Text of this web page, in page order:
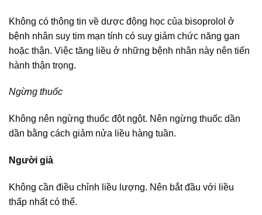
Không có thông tin về dược động học của bisoprolol ở
bệnh nhân suy tim mạn tính có suy giảm chức năng gan
hoặc thận. Việc tăng liều ở những bệnh nhân này nên tiến
hành thận trọng.
Ngừng thuốc
Không nên ngừng thuốc đột ngột. Nên ngừng thuốc dần
dần bằng cách giảm nửa liều hàng tuần.
Người già
Không cần điều chỉnh liều lượng. Nên bắt đầu với liều
thấp nhất có thể.